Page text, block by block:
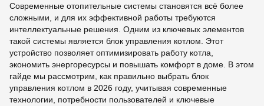
Современные отопительные системы становятся всё более
сложными, и для их эффективной работы требуются
интеллектуальные решения. Одним из ключевых элементов
такой системы является блок управления котлом. Этот
устройство позволяет оптимизировать работу котла,
экономить энергоресурсы и повышать комфорт в доме. В этом
гайде мы рассмотрим, как правильно выбрать блок
управления котлом в 2026 году, учитывая современные
технологии, потребности пользователей и ключевые